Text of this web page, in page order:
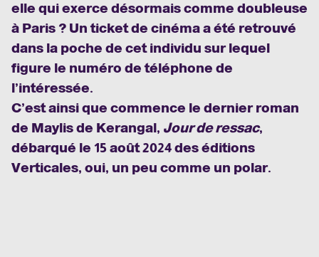
elle qui exerce désormais comme doubleuse
à Paris ? Un ticket de cinéma a été retrouvé
dans la poche de cet individu sur lequel
figure le numéro de téléphone de
l’intéressée.
C’est ainsi que commence le dernier roman
de Maylis de Kerangal, Jour de ressac,
débarqué le 15 août 2024 des éditions
Verticales, oui, un peu comme un polar.